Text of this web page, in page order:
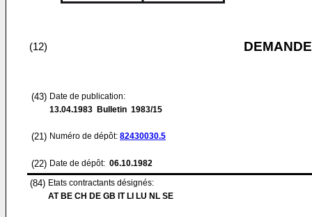
(12)
(43) Date de publication:
13.04.1983 Bulletin 1983/15
(21) Numéro de dépôt: 82430030.5
(22) Date de dépôt: 06.10.1982
(84) Etats contractants désignés:
AT BE CH DE GB IT LI LU NL SE